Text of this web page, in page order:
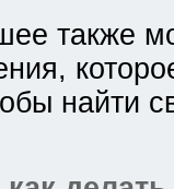
также
найти